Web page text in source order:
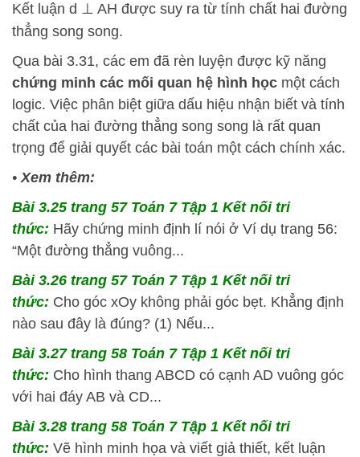
Kết luận d ⊥ AH được suy ra từ tính chất hai đường
thẳng song song.
Qua bài 3.31, các em đã rèn luyện được kỹ năng
chứng minh các mối quan hệ hình học một cách
logic. Việc phân biệt giữa dấu hiệu nhận biết và tính
chất của hai đường thẳng song song là rất quan
trọng để giải quyết các bài toán một cách chính xác.
•Xem thêm:
Bài 3.25 trang 57 Toán 7 Tập 1 Kết nối tri
thức: Hãy chứng minh định lí nói ở Ví dụ trang 56:
“Một đường thẳng vuông...
Bài 3.26 trang 57 Toán 7 Tập 1 Kết nối tri
thức: Cho góc xOy không phải góc bẹt. Khẳng định
nào sau đây là đúng? (1) Nếu...
Bài 3.27 trang 58 Toán 7 Tập 1 Kết nối tri
thức: Cho hình thang ABCD có cạnh AD vuông góc
với hai đáy AB và CD...
Bài 3.28 trang 58 Toán 7 Tập 1 Kết nối tri
thức: Vẽ hình minh họa và viết giả thiết, kết luận